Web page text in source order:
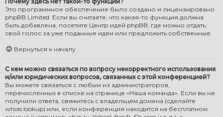
Это программное обеспечение было создано и лицензировано
phpBB Limited. Если вы считаете, что какая-то функция должна
быть добавлена, посетите Центр идей phpBB, где можно отдать
свой голос за уже поданные идеи или предложить собственные.
Вернуться к началу
С кем можно связаться по вопросу некорректного использования
и/или юридических вопросов, связанных с этой конференцией?
Вы можете связаться с любым из администраторов,
перечисленных в списке на странице «Наша команда». Если вы не
получили ответа, свяжитесь с владельцем домена (сделайте
whois lookup) или, если конференция находится на бесплатном